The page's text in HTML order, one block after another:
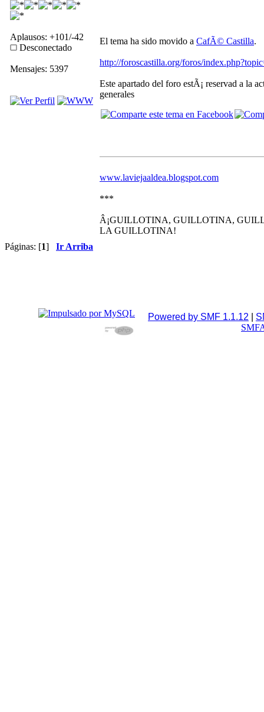
Aplausos: +101/-42
Desconectado
Mensajes: 5397
El tema ha sido movido a CafÃ© Castilla.
http://foroscastilla.org/foros/
Este apartado del foro estÃ¡ reservad a la
generales
www.laviejaaldea.blogspot.com
***
Â¡GUILLOTINA, GUILLOTINA,
LA GUILLOTINA!
Páginas: [1] Ir Arriba
Powered by SMF 1.1.12